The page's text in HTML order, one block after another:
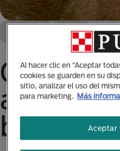
Perro
Conoce
ayudar
bajar de
Al hacer clic en “Aceptar
cookies se guarden en su
sitio, analizar el uso del
para marketing. Más
Aceptar